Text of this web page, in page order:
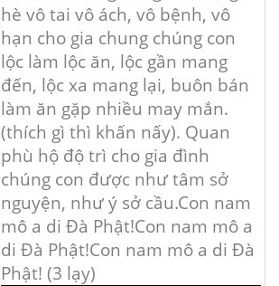
hè vô tai vô ách, vô bệnh, vô
hạn cho gia chung chúng con
lộc làm lộc ăn, lộc gần mang
đến, lộc xa mang lại, buôn bán
làm ăn gặp nhiều may mắn.
(thích gì thì khấn nấy). Quan
phù hộ độ trì cho gia đình
chúng con được như tâm sở
nguyện, như ý sở cầu.Con nam
mô a di Đà Phật!Con nam mô a
di Đà Phật!Con nam mô a di Đà
Phật! (3 lạy)